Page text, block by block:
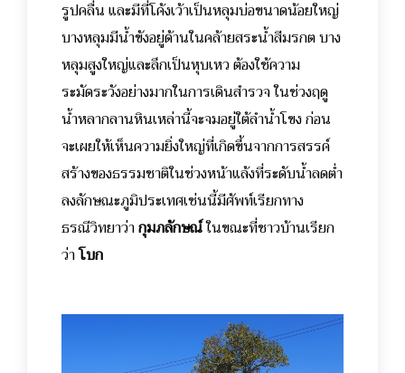
รูปคลื่น และมีที่โค้งเว้าเป็นหลุมบ่อขนาดน้อยใหญ่
บางหลุมมีน้ำขังอยู่ด้านในคล้ายสระน้ำสีมรกต บาง
หลุมสูงใหญ่และลึกเป็นหุบเหว ต้องใช้ความ
ระมัดระวังอย่างมากในการเดินสำรวจ ในช่วงฤดู
น้ำหลากลานหินเหล่านี้จะจมอยู่ใต้ลำน้ำโขง ก่อน
จะเผยให้เห็นความยิ่งใหญ่ที่เกิดขึ้นจากการสรรค์
สร้างของธรรมชาติในช่วงหน้าแล้งที่ระดับน้ำลดต่ำ
ลงลักษณะภูมิประเทศเช่นนี้มีศัพท์เรียกทาง
ธรณีวิทยาว่ากุมภลักษณ์ในขณะที่ชาวบ้านเรียก
ว่าโบก